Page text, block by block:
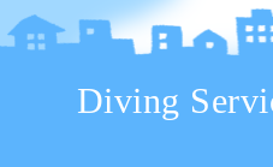
Diving